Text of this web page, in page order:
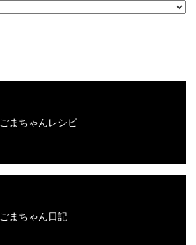
ごまちゃんレシピ
ごまちゃん日記